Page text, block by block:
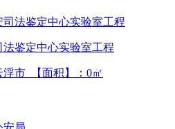
鉴定中心实验室工程
浮市 【面积】： 0㎡